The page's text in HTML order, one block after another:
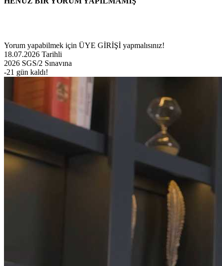
Yorum yapabilmek için ÜYE GİRİŞİ yapmalısınız!
18.07.2026 Tarihli
2026 SGS/2 Sınavına
-21 gün kaldı!